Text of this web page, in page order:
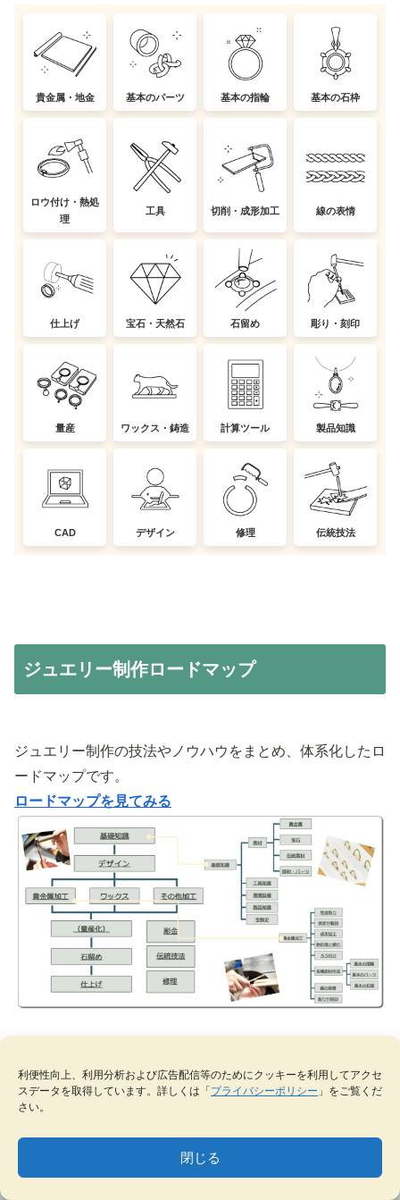
利便性向上、利用分析および広告配信等のためにクッキーを利用してアクセ
スデータを取得しています。詳しくは「 プライバシーポリシー 」をご覧くだ
さい。
閉じる
貴金属・地金 基本のパーツ 基本の指輪 基本の石枠
ロウ付け・熱処
理
工具 切削・成形加工 線の表情
仕上げ 宝石・天然石 石留め 彫り・刻印
量産 ワックス・鋳造 計算ツール 製品知識
CAD デザイン 修理 伝統技法
ジュエリー制作ロードマップ
ジュエリー制作の技法やノウハウをまとめ、体系化したロ
ードマップです。
ロードマップを見てみる
⇒エラーや改善を提案する